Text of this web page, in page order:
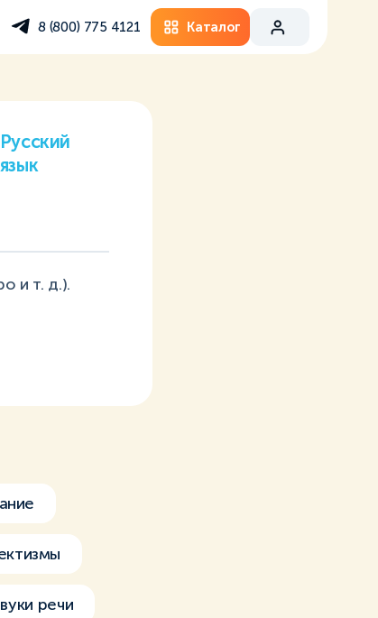
8 (800) 775 4121 Каталог
Русский
язык
и т. д.).
речи